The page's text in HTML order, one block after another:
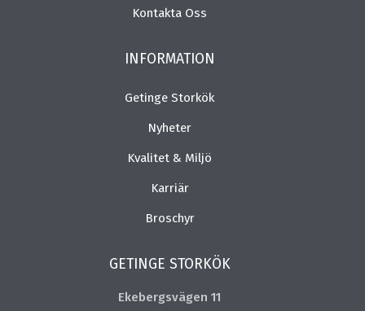
Kontakta Oss
INFORMATION
Getinge Storkök
Nyheter
Kvalitet & Miljö
Karriär
Broschyr
GETINGE STORKÖK
Ekebergsvägen 11